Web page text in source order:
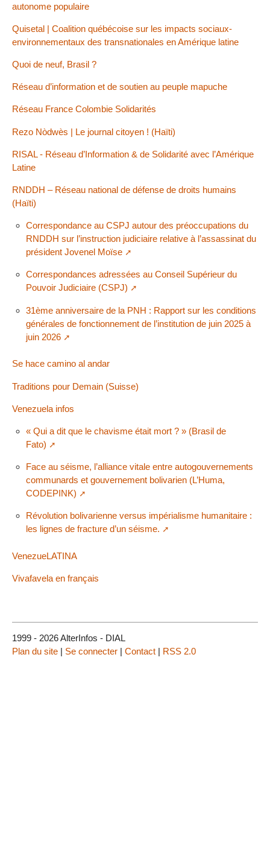
autonome populaire
Quisetal | Coalition québécoise sur les impacts sociaux-
environnementaux des transnationales en Amérique latine
Quoi de neuf, Brasil ?
Réseau d’information et de soutien au peuple mapuche
Réseau France Colombie Solidarités
Rezo Nòdwès | Le journal citoyen ! (Haïti)
RISAL - Réseau d’Information & de Solidarité avec l’Amérique
Latine
RNDDH – Réseau national de défense de droits humains
(Haïti)
Correspondance au CSPJ autour des préoccupations du
RNDDH sur l’instruction judiciaire relative à l’assassinat du
président Jovenel Moïse
Correspondances adressées au Conseil Supérieur du
Pouvoir Judiciaire (CSPJ)
31ème anniversaire de la PNH : Rapport sur les conditions
générales de fonctionnement de l’institution de juin 2025 à
juin 2026
Se hace camino al andar
Traditions pour Demain (Suisse)
Venezuela infos
« Qui a dit que le chavisme était mort ? » (Brasil de
Fato)
Face au séisme, l’alliance vitale entre autogouvernements
communards et gouvernement bolivarien (L’Huma,
CODEPINK)
Révolution bolivarienne versus impérialisme humanitaire :
les lignes de fracture d’un séisme.
VenezueLATINA
Vivafavela en français
1999 - 2026 AlterInfos - DIAL
Plan du site | Se connecter | Contact | RSS 2.0